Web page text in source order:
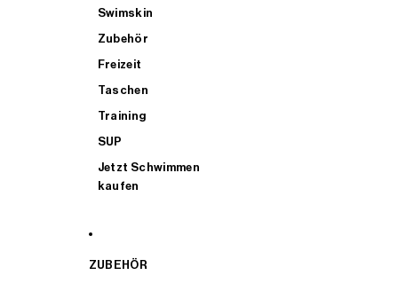
Swimskin
Zubehör
Freizeit
Taschen
Training
SUP
Jetzt Schwimmen
kaufen
ZUBEHÖR